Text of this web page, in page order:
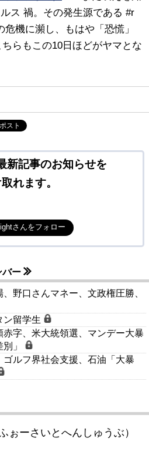
ス 禍。その発生源である #r
機に瀕し、もはや「恐慌」
らもこの10日ほどがヤマとな
ポスト
新記事のお知らせを
れます。
さんをフォロー
バー
、野口さんマネー、文政権圧勝、
ン留学生
赤字、米大統領選、マンデー大暴
」
ゴルフ界社会支援、石油「大暴
ぉーさいとへんしゅうぶ）